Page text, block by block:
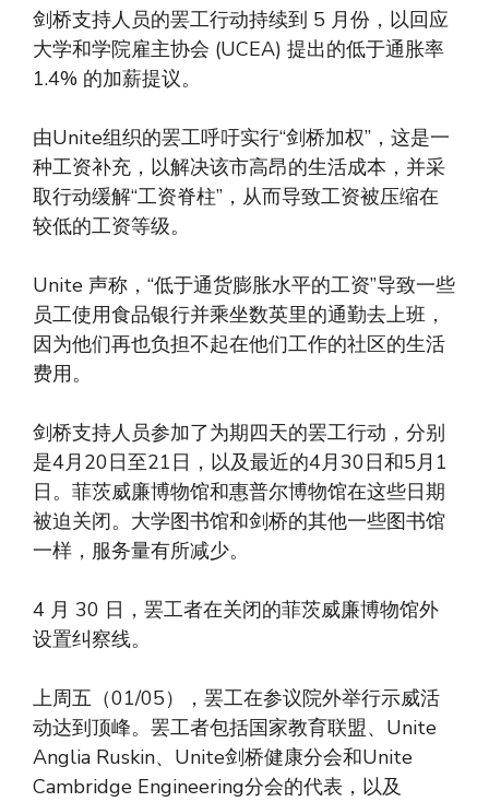
剑桥支持人员的罢工行动持续到 5 月份，以回应
大学和学院雇主协会 (UCEA) 提出的低于通胀率
1.4% 的加薪提议。
由Unite组织的罢工呼吁实行“剑桥加权”，这是一
种工资补充，以解决该市高昂的生活成本，并采
取行动缓解“工资脊柱”，从而导致工资被压缩在
较低的工资等级。
Unite 声称，“低于通货膨胀水平的工资”导致一些
员工使用食品银行并乘坐数英里的通勤去上班，
因为他们再也负担不起在他们工作的社区的生活
费用。
剑桥支持人员参加了为期四天的罢工行动，分别
是4月20日至21日，以及最近的4月30日和5月1
日。菲茨威廉博物馆和惠普尔博物馆在这些日期
被迫关闭。大学图书馆和剑桥的其他一些图书馆
一样，服务量有所减少。
4 月 30 日，罢工者在关闭的菲茨威廉博物馆外
设置纠察线。
上周五（01/05），罢工在参议院外举行示威活
动达到顶峰。罢工者包括国家教育联盟、Unite
Anglia Ruskin、Unite剑桥健康分会和Unite
Cambridge Engineering分会的代表，以及